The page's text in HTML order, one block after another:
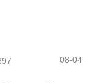
08-04